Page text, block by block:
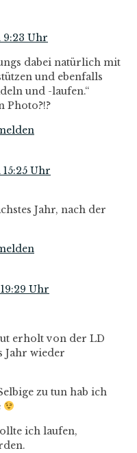
9:23 Uhr
dabei natürlich mit
und ebenfalls
und -laufen.“
Photo?!?
Uhr
Jahr, nach der
Uhr
erholt von der LD
Jahr wieder
zu tun hab ich
ich laufen,